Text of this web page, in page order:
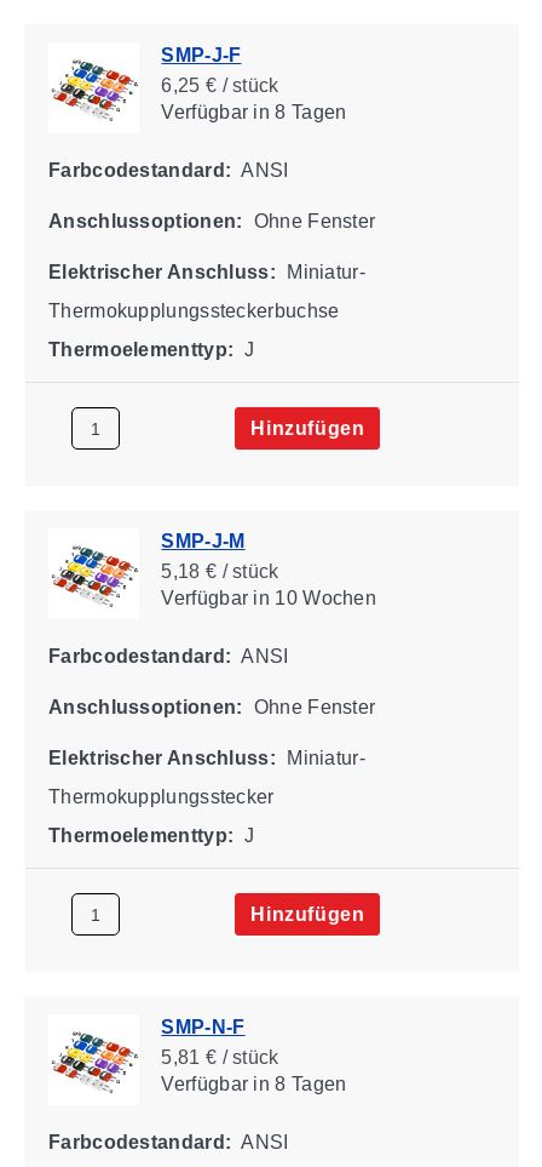
SMP-J-F
6,25 € / stück
Verfügbarin 8 Tagen
Farbcodestandard: ANSI
Anschlussoptionen: Ohne Fenster
Elektrischer Anschluss:
Miniatur-
Thermokupplungssteckerbuchse
Thermoelementtyp: J
Hinzufügen
SMP-J-M
5,18 € / stück
Verfügbarin 10 Wochen
Farbcodestandard: ANSI
Anschlussoptionen: Ohne Fenster
Elektrischer Anschluss:
Miniatur-
Thermokupplungsstecker
Thermoelementtyp: J
Hinzufügen
SMP-N-F
5,81 € / stück
Verfügbarin 8 Tagen
Farbcodestandard: ANSI